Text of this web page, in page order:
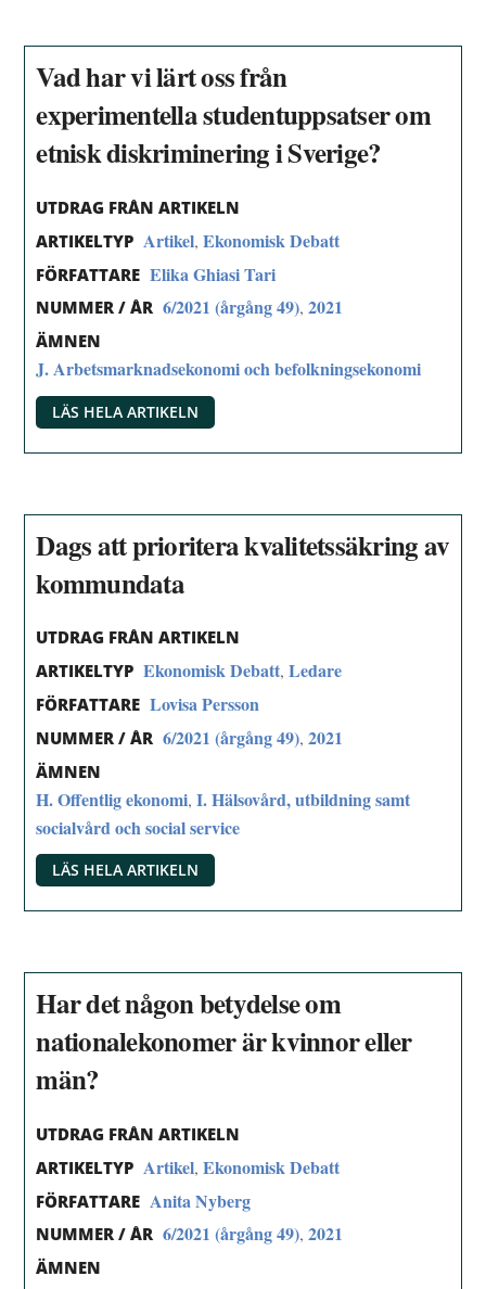
Vad har vi lärt oss från
experimentella studentuppsatser om
etnisk diskriminering i Sverige?
UTDRAG FRÅN ARTIKELN
ARTIKELTYP Artikel,Ekonomisk Debatt
FÖRFATTARE Elika Ghiasi Tari
NUMMER / ÅR 6/2021 (årgång 49),2021
ÄMNEN
J. Arbetsmarknadsekonomi och befolkningsekonomi
LÄS HELA ARTIKELN
Dags att prioritera kvalitetssäkring av
kommundata
UTDRAG FRÅN ARTIKELN
ARTIKELTYP Ekonomisk Debatt,Ledare
FÖRFATTARE Lovisa Persson
NUMMER / ÅR 6/2021 (årgång 49),2021
ÄMNEN
H. Offentlig ekonomi,I. Hälsovård, utbildning samt
socialvård och social service
LÄS HELA ARTIKELN
Har det någon betydelse om
nationalekonomer är kvinnor eller
män?
UTDRAG FRÅN ARTIKELN
ARTIKELTYP Artikel,Ekonomisk Debatt
FÖRFATTARE Anita Nyberg
NUMMER / ÅR 6/2021 (årgång 49),2021
ÄMNEN